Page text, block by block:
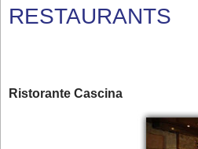
RESTAURANTS
Ristorante Cascina